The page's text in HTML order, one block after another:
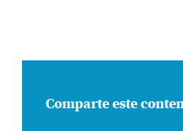
Comparte este